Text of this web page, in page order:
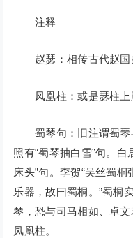
注释
赵瑟：相传古代赵国
凤凰柱：或是瑟柱上
蜀琴句：旧注谓蜀琴
照有“蜀琴抽白雪”句。
床头”句。李贺“吴丝蜀
乐器，故曰蜀桐。”蜀桐
琴，恐与司马相如、卓
凤凰柱。